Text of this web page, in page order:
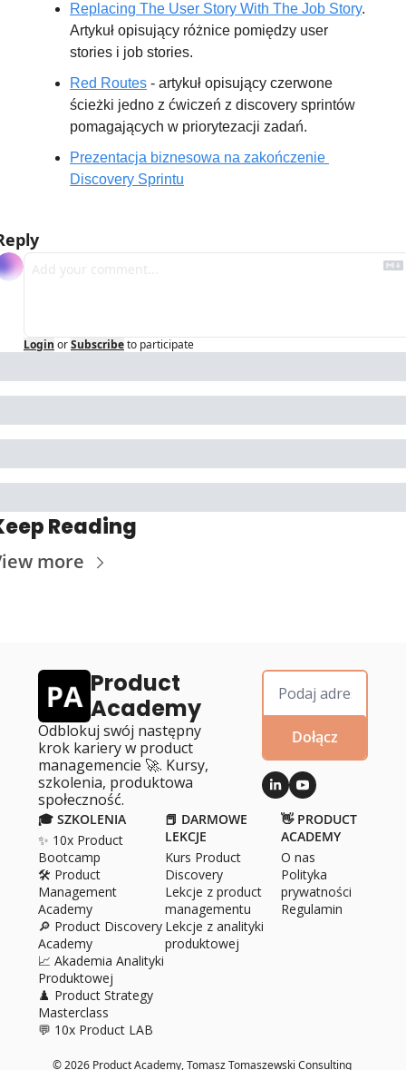
Replacing The User Story With The Job Story.
Artykuł opisujący różnice pomiędzy user
stories i job stories.
Red Routes - artykuł opisujący czerwone
ścieżki jedno z ćwiczeń z discovery sprintów
pomagających w priorytezacji zadań.
Prezentacja biznesowa na zakończenie
Discovery Sprintu
Login orSubscribeto participate
Reading
more
Product
Academy
Odblokuj swój następny
krok kariery w product
managemencie 🚀. Kursy,
szkolenia, produktowa
społeczność.
Dołącz
🎓 SZKOLENIA
✨ 10x Product
Bootcamp
🛠️ Product
Management
Academy
🔎 Product Discovery
Academy
📈 Akademia Analityki
Produktowej
♟️ Product Strategy
Masterclass
💬 10x Product LAB
📕 DARMOWE
LEKCJE
Kurs Product
Discovery
Lekcje z product
managementu
Lekcje z analityki
produktowej
👋 PRODUCT
ACADEMY
O nas
Polityka
prywatności
Regulamin
© 2026 Product Academy, Tomasz Tomaszewski Consulting